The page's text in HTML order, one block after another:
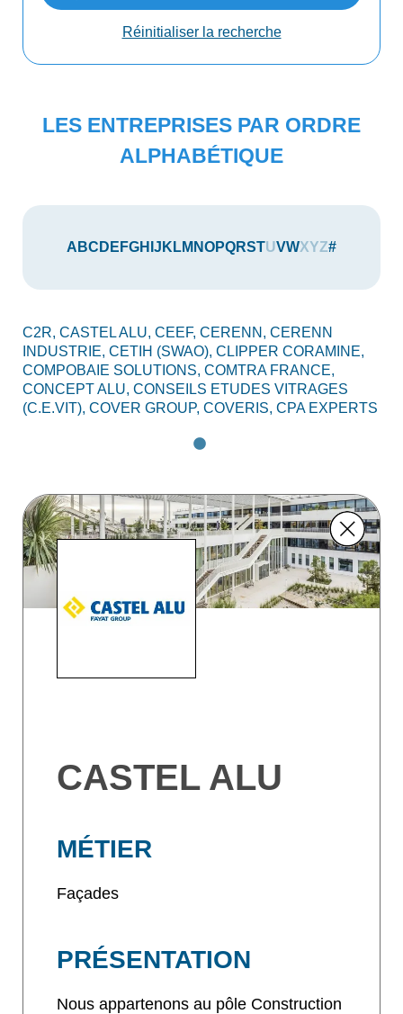
Réinitialiser la recherche
LES ENTREPRISES PAR ORDRE
ALPHABÉTIQUE
A BC D E FGH J K LM NOPQRSTUVWXYZ#
C2R, CASTEL ALU, CEEF, CERENN, CERENN
INDUSTRIE, CETIH (SWAO), CLIPPER CORAMINE,
COMPOBAIE SOLUTIONS, COMTRA FRANCE,
CONCEPT ALU, CONSEILS ETUDES VITRAGES
(C.E.VIT), COVER GROUP, COVERIS, CPA EXPERTS
CASTEL ALU
MÉTIER
Façades
PRÉSENTATION
Nous appartenons au pôle Construction